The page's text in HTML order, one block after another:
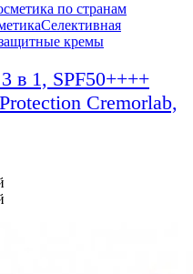
по странам
Селективная
кремы
в 1, SPF50++++
Cremorlab,